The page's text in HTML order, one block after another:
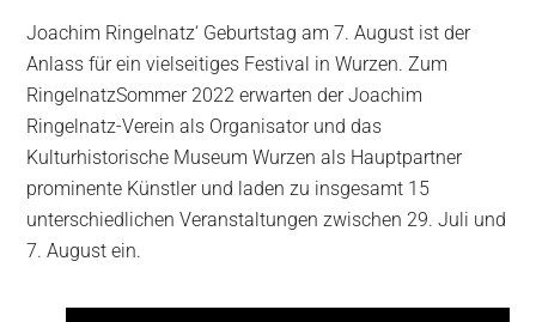
Joachim Ringelnatz‘ Geburtstag am 7. August ist der
Anlass für ein vielseitiges Festival in Wurzen. Zum
RingelnatzSommer 2022 erwarten der Joachim
Ringelnatz-Verein als Organisator und das
Kulturhistorische Museum Wurzen als Hauptpartner
prominente Künstler und laden zu insgesamt 15
unterschiedlichen Veranstaltungen zwischen 29. Juli und
7. August ein.